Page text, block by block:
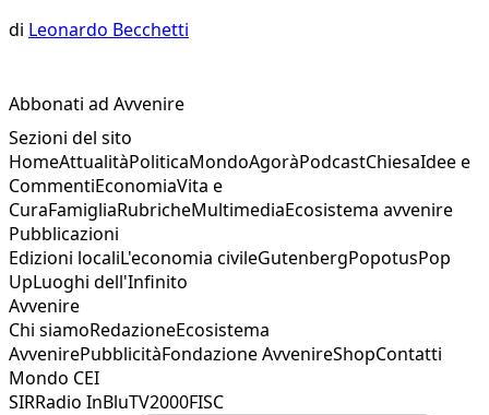
di Leonardo Becchetti
Abbonati ad Avvenire
Sezioni del sito
HomeAttualitàPoliticaMondoAgoràPodcastChiesaIdee e
CommentiEconomiaVita e
CuraFamigliaRubricheMultimediaEcosistema avvenire
Pubblicazioni
Edizioni localiL'economia civileGutenbergPopotusPop
UpLuoghi dell'Infinito
Avvenire
Chi siamoRedazioneEcosistema
AvvenirePubblicitàFondazione AvvenireShopContatti
Mondo CEI
SIRRadio InBluTV2000FISC